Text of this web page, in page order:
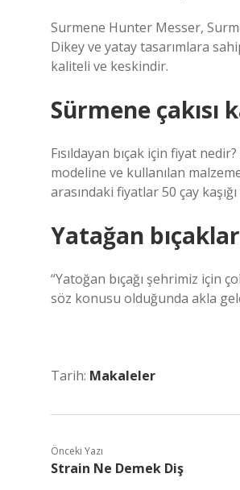
Surmene Hunter Messer,
Dikey ve yatay tasarımlara
kaliteli ve keskindir.
Sürmene çakısı
Fısıldayan bıçak için fiyat
modeline ve kullanılan
arasındaki fiyatlar 50 çay
Yatağan
“Yatoğan bıçağı şehrimiz için
söz konusu olduğunda akla
Tarih: Makaleler
Önceki Yazı
Strain Ne Demek Diş